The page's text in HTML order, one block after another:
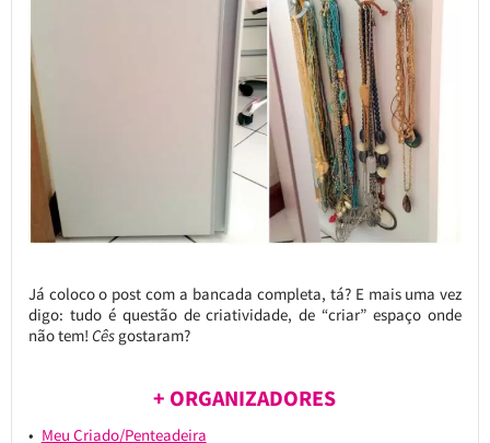
Já coloco o post com a bancada completa, tá? E mais uma vez
digo: tudo é questão de criatividade, de “criar” espaço onde
não tem! Cêsgostaram?
+ ORGANIZADORES
Meu Criado/Penteadeira